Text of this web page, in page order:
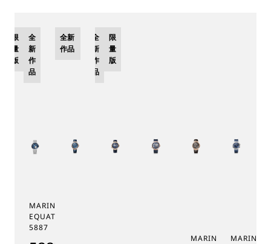
MARINE TOURBILLON
EQUATION MARCHANTE
5887
限
量
版
全
新
作
品
全新
作品
全
新
作
品
限
量
版
MARINE
MARINE